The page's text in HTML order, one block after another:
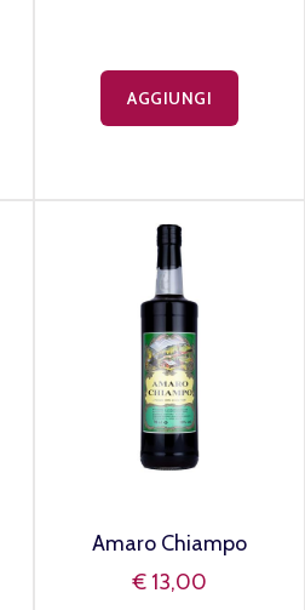
AGGIUNGI
Amaro Chiampo
€ 13,00